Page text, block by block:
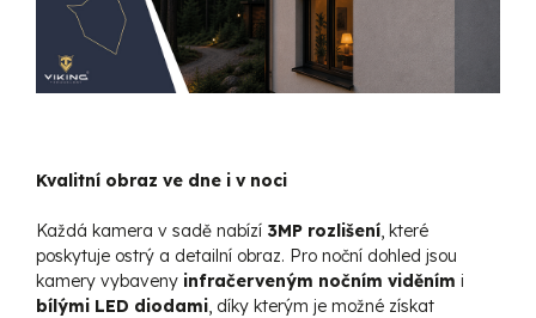
Kvalitní obraz ve dne i v noci
Každá kamera v sadě nabízí 3MP rozlišení, které
poskytuje ostrý a detailní obraz. Pro noční dohled jsou
kamery vybaveny infračerveným nočním viděním i
bílými LED diodami, díky kterým je možné získat